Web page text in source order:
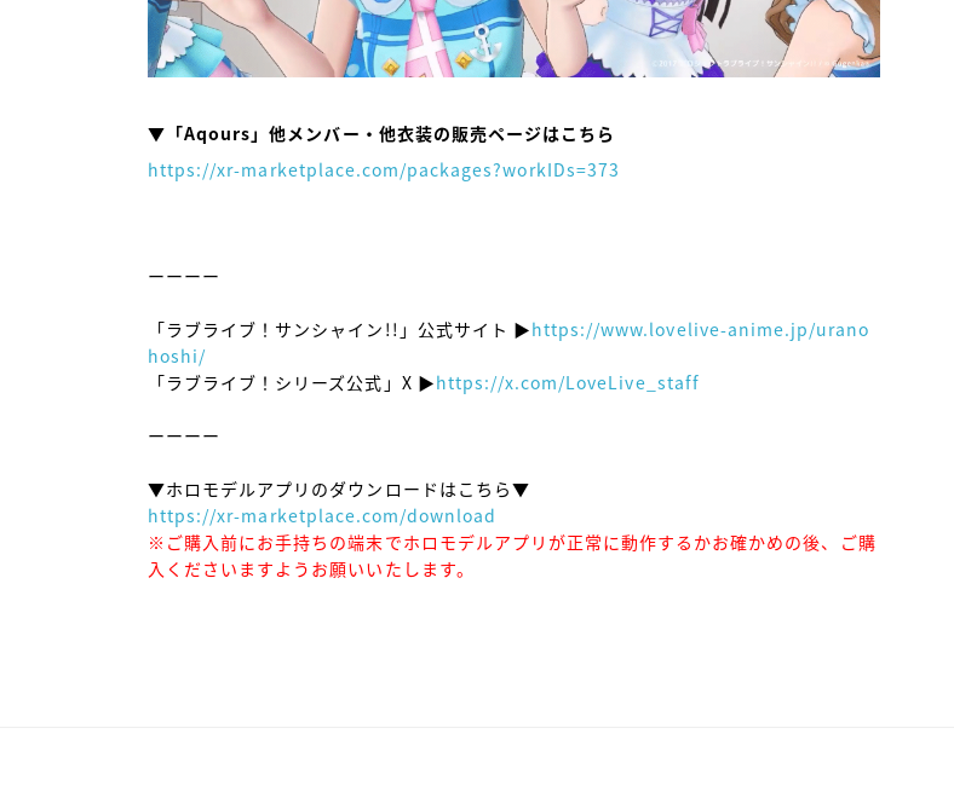
https://xr-marketplace.com/packages?workIDs=373
ーーーー
「ラブライブ！サンシャイン!!」公式サイト ▶https://www.lovelive-anime.jp/urano
hoshi/
「ラブライブ！シリーズ公式」X ▶https://x.com/LoveLive_staff
ーーーー
https://xr-marketplace.com/download
※ご購入前にお手持ちの端末でホロモデルアプリが正常に動作するかお確かめの後、ご購
入くださいますようお願いいたします。